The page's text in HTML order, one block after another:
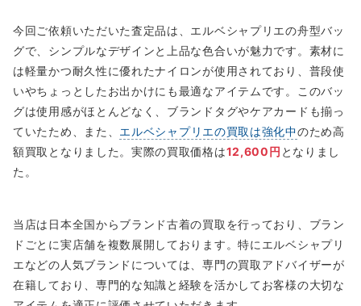
今回ご依頼いただいた査定品は、エルベシャプリエの舟型バッ
グで、シンプルなデザインと上品な色合いが魅力です。素材に
は軽量かつ耐久性に優れたナイロンが使用されており、普段使
いやちょっとしたお出かけにも最適なアイテムです。このバッ
グは使用感がほとんどなく、ブランドタグやケアカードも揃っ
ていたため、また、 エルベシャプリエの買取は強化中のため高
額買取となりました。実際の買取価格は12,600円 となりまし
た。
当店は日本全国からブランド古着の買取を行っており、ブラン
ドごとに実店舗を複数展開しております。特にエルベシャプリ
エなどの人気ブランドについては、専門の買取アドバイザーが
在籍しており、専門的な知識と経験を活かしてお客様の大切な